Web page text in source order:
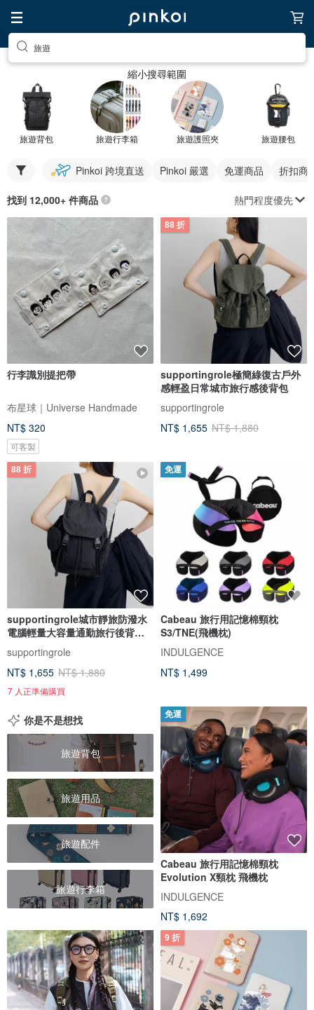
旅遊
縮小搜尋範圍
旅遊背包 旅遊行李箱 旅遊護照夾 旅遊腰包
Pinkoi 跨境直送 Pinkoi 嚴選 免運商品 折扣商
找到 12,000+ 件商品 熱門程度優先
行李識別提把帶
布星球｜Universe Handmade
NT$ 320
可客製
88 折
supportingrole極簡綠復古戶外
感輕盈日常城市旅行感後背包
supportingrole
NT$ 1,655 NT$ 1,880
88 折
supportingrole城市靜旅防潑水
電腦輕量大容量通勤旅行後背包
supportingrole
NT$ 1,655 NT$ 1,880
7 人正準備購買
免運
Cabeau 旅行用記憶棉頸枕
S3/TNE(飛機枕)
INDULGENCE
NT$ 1,499
你是不是想找
旅遊背包
旅遊用品
旅遊配件
旅遊行李箱
免運
Cabeau 旅行用記憶棉頸枕
Evolution X頸枕 飛機枕
INDULGENCE
NT$ 1,692
9 折